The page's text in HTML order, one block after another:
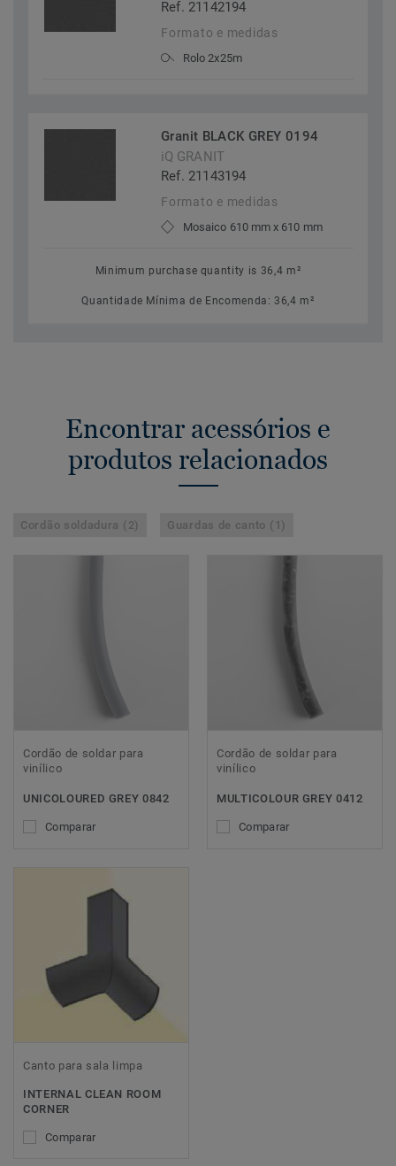
Ref. 21142194
Formato e medidas
Rolo 2x25m
Granit BLACK GREY 0194
iQ GRANIT
Ref. 21143194
Formato e medidas
Mosaico 610 mm x 610 mm
Minimum purchase quantity is 36,4 m²
Quantidade Mínima de Encomenda: 36,4 m²
Encontrar acessórios e
produtos relacionados
Cordão soldadura (2) Guardas de canto (1)
Cordão de soldar para
vinílico
UNICOLOURED GREY 0842
Comparar
Cordão de soldar para
vinílico
MULTICOLOUR GREY 0412
Comparar
Canto para sala limpa
INTERNAL CLEAN ROOM
CORNER
Comparar